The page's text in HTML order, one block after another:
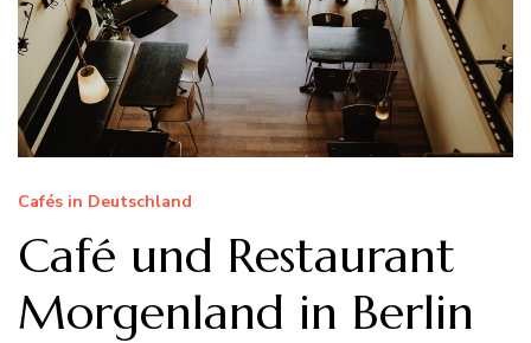
Cafés in Deutschland
Café und Restaurant
Morgenland in Berlin